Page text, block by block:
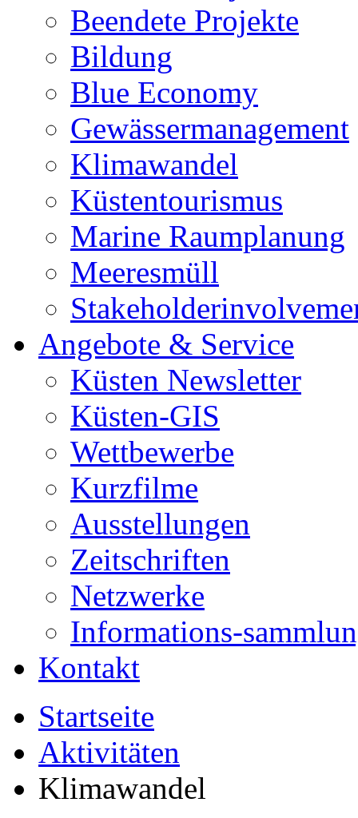
Beendete Projekte
Bildung
Blue Economy
Gewässermanagement
Klimawandel
Küstentourismus
Marine Raumplanung
Meeresmüll
Angebote & Service
Küsten Newsletter
Küsten-GIS
Wettbewerbe
Kurzfilme
Ausstellungen
Zeitschriften
Netzwerke
Informations-
Kontakt
Startseite
Aktivitäten
Klimawandel